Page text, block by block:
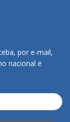
por e-mail,
nacional e